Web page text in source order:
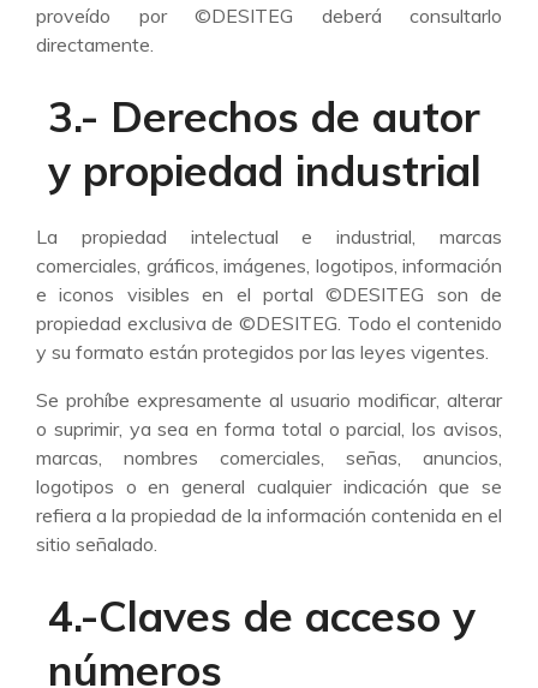
proveído por ©DESITEG deberá consultarlo
directamente.
3.- Derechos de autor
y propiedad industrial
La propiedad intelectual e industrial, marcas
comerciales, gráficos, imágenes, logotipos, información
e iconos visibles en el portal ©DESITEG son de
propiedad exclusiva de ©DESITEG. Todo el contenido
y su formato están protegidos por las leyes vigentes.
Se prohíbe expresamente al usuario modificar, alterar
o suprimir, ya sea en forma total o parcial, los avisos,
marcas, nombres comerciales, señas, anuncios,
logotipos o en general cualquier indicación que se
refiera a la propiedad de la información contenida en el
sitio señalado.
4.-Claves de acceso y
números